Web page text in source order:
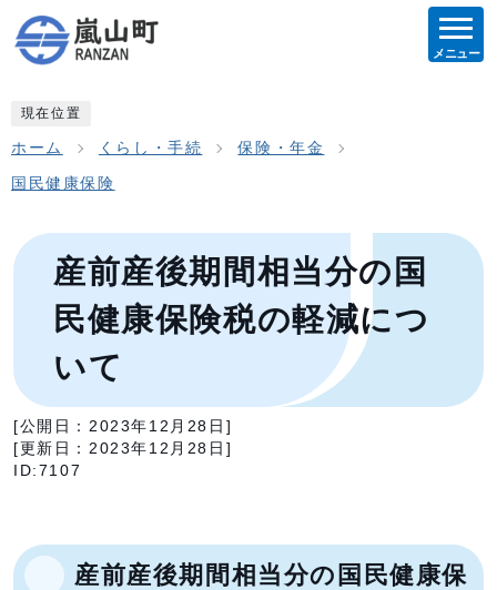
メニュー
現在位置
ホーム くらし・手続 保険・年金
国民健康保険
産前産後期間相当分の国
民健康保険税の軽減につ
いて
[公開日： 2023年12月28日 ]
[更新日： 2023年12月28日 ]
ID:7107
産前産後期間相当分の国民健康保